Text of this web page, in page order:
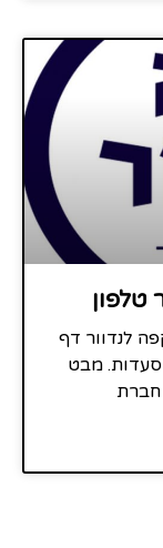
טלפון
לנדוור דף
מבט
חברת